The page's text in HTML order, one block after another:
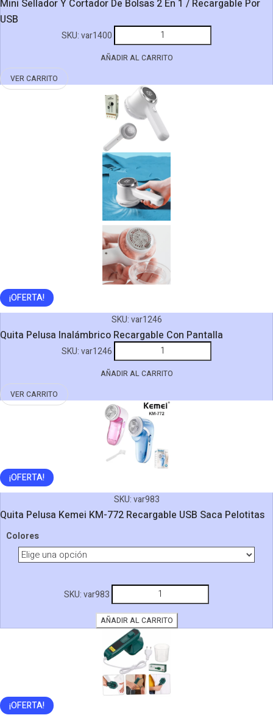
Mini Sellador Y Cortador De Bolsas 2 En 1 / Recargable Por
USB
AÑADIR AL CARRITO
VER CARRITO
SKU:var1400
Sellador
Y
Bolsas
2
En
1
/
Recargable
Por
USB
cantidad
¡OFERTA!
SKU:var1246
Quita Pelusa Inalámbrico Recargable Con Pantalla
AÑADIR AL CARRITO
VER CARRITO
SKU:var1246
Pelusa
Inalámbrico
Con
Pantalla
cantidad
¡OFERTA!
SKU:var983
Quita Pelusa Kemei KM-772 Recargable USB Saca Pelotitas
Colores
SKU:var983
Pelusa
Kemei
KM-
772
Recargable
USB
Saca
AÑADIR AL CARRITO
¡OFERTA!